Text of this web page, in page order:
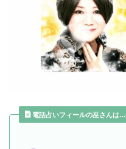
電話占いフィールの巫さんは…